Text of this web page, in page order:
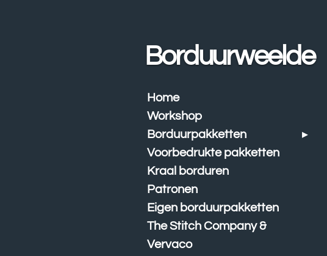
Borduurweelde
Home
Workshop
Borduurpakketten
Voorbedrukte pakketten
Kraal borduren
Patronen
Eigen borduurpakketten
The Stitch Company &
Vervaco